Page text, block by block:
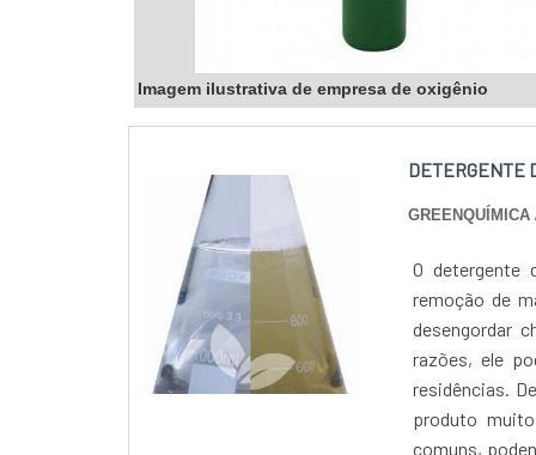
Imagem ilustrativa de empresa de oxigênio
DETERGENTE
GREENQUÍMICA
O detergente
remoção de
desengordar
razões, ele
residências.
produto
comuns,